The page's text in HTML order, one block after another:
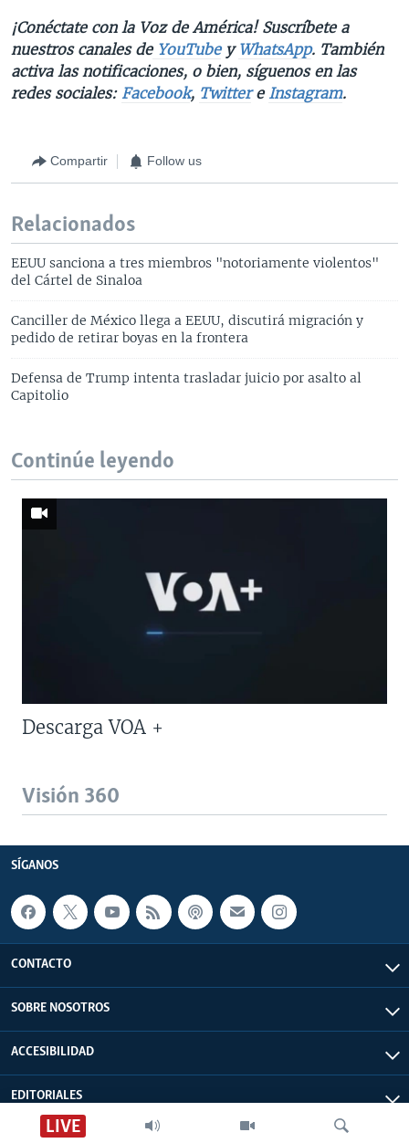
LIVE
¡Conéctate con la Voz de América! Suscríbete a
nuestros canales deYouTubey WhatsApp. También
activa las notificaciones, o bien, síguenos en las
redes sociales: Facebook, Twittere Instagram.
Compartir Follow us
Relacionados
EEUU sanciona a tres miembros "notoriamente violentos"
del Cártel de Sinaloa
Canciller de México llega a EEUU, discutirá migración y
pedido de retirar boyas en la frontera
Defensa de Trump intenta trasladar juicio por asalto al
Capitolio
Continúe leyendo
Descarga VOA +
Visión 360
SÍGANOS
CONTACTO
SOBRE NOSOTROS
ACCESIBILIDAD
EDITORIALES